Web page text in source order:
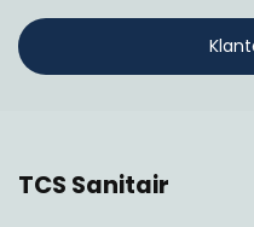
TCS Sanitair